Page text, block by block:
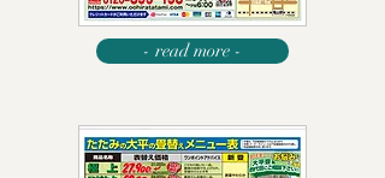
- read more -